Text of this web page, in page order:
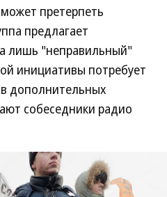
претерпеть
предлагает
лишь "неправильный"
инициативы потребует
дополнительных
собеседники радио